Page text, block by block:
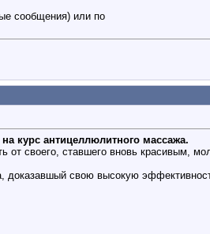
сообщения) или по
курс антицеллюлитного массажа.
от своего, ставшего вновь красивым,
доказавшый свою высокую